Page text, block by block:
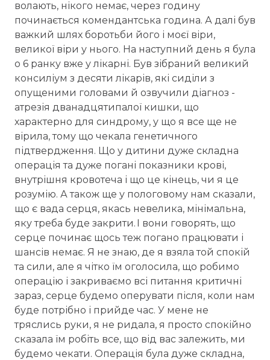
волають, нікого немає, через годину
починається комендантська година. А далі був
важкий шлях боротьби його і моєї віри,
великої віри у нього. На наступний день я була
о 6 ранку вже у лікарні. Був зібраний великий
консиліум з десяти лікарів, які сиділи з
опущеними головами й озвучили діагноз -
атрезія дванадцятипалої кишки, що
характерно для синдрому, у що я все ще не
вірила, тому що чекала генетичного
підтвердження. Що у дитини дуже складна
операція та дуже погані показники крові,
внутрішня кровотеча і що це кінець, чи я це
розумію. А також ще у пологовому нам сказали,
що є вада серця, якась невелика, мінімальна,
яку треба буде закрити. І вони говорять, що
серце починає щось теж погано працювати і
шансів немає. Я не знаю, де я взяла той спокій
та сили, але я чітко їм оголосила, що робимо
операцію і закриваємо всі питання критичні
зараз, серце будемо оперувати після, коли нам
буде потрібно і прийде час. У мене не
тряслись руки, я не ридала, я просто спокійно
сказала їм робіть все, що від вас залежить, ми
будемо чекати. Операція була дуже складна,